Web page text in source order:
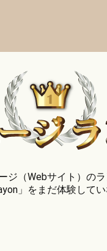
ジ（Webサイト）のラ
」をまだ体験して